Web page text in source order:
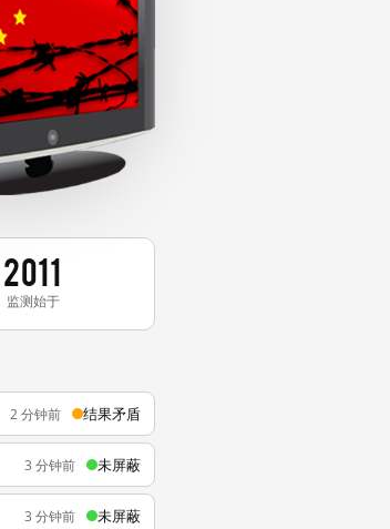
2011
监测始于
2 分钟前 结果矛盾
3 分钟前 未屏蔽
3 分钟前 未屏蔽